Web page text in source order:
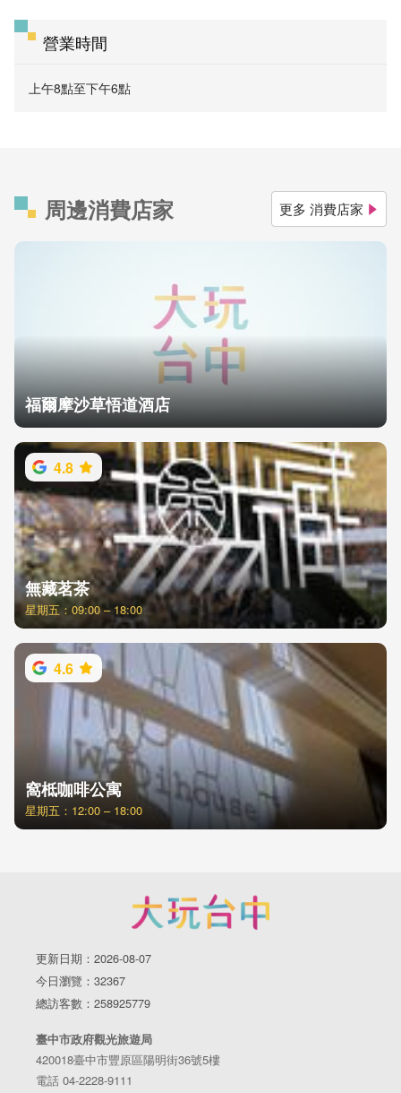
營業時間
上午8點至下午6點
周邊消費店家 更多 消費店家
福爾摩沙草悟道酒店
4.8
無藏茗茶
星期五：09:00 – 18:00
4.6
窩柢咖啡公寓
星期五：12:00 – 18:00
更新日期：2026-08-07
今日瀏覽：32367
總訪客數：258925779
臺中市政府觀光旅遊局
420018臺中市豐原區陽明街36號5樓
電話 04-2228-9111